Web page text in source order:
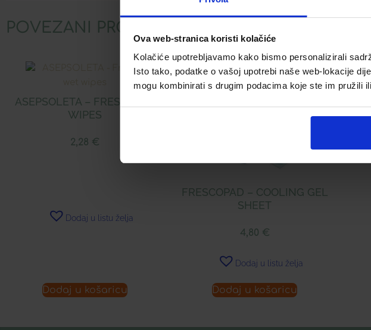
Ova web-stranica koristi kolačiće
Kolačiće upotrebljavamo kako bismo personalizirali
Isto tako, podatke o vašoj upotrebi naše web-lokacije
mogu kombinirati s drugim podacima koje ste im pružili
POVEZANI PROIZVODI
ASEPSOLETA – FRESH WET
WIPES
2,28 €
Dodaj u listu želja
Dodaj u košaricu
FRESCOPAD – COOLING GEL
SHEET
4,80 €
Dodaj u listu želja
Dodaj u košaricu